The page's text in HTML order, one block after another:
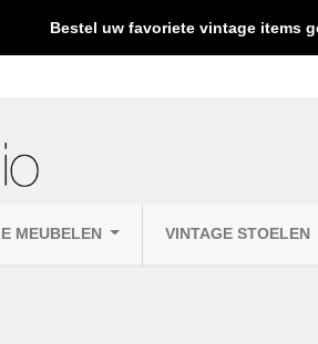
Bestel uw favoriete vintage items
MEUBELEN VINTAGE STOELEN